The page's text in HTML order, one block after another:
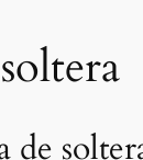
de